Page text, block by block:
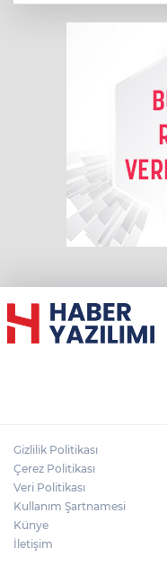
Gizlilik Politikası
Çerez Politikası
Veri Politikası
Kullanım Şartnamesi
Künye
İletişim